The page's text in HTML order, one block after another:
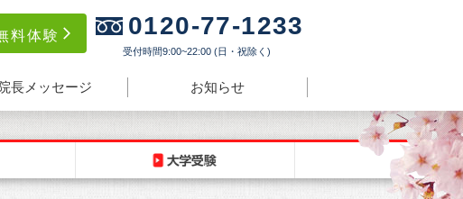
料体験 0120-77-1233
受付時間9:00~22:00 (日・祝除く)
長メッセージ お知らせ